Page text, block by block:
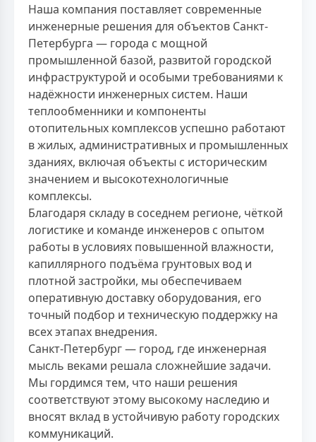
Наша компания поставляет современные
инженерные решения для объектов Санкт-
Петербурга — города с мощной
промышленной базой, развитой городской
инфраструктурой и особыми требованиями к
надёжности инженерных систем. Наши
теплообменники и компоненты
отопительных комплексов успешно работают
в жилых, административных и промышленных
зданиях, включая объекты с историческим
значением и высокотехнологичные
комплексы.
Благодаря складу в соседнем регионе, чёткой
логистике и команде инженеров с опытом
работы в условиях повышенной влажности,
капиллярного подъёма грунтовых вод и
плотной застройки, мы обеспечиваем
оперативную доставку оборудования, его
точный подбор и техническую поддержку на
всех этапах внедрения.
Санкт-Петербург — город, где инженерная
мысль веками решала сложнейшие задачи.
Мы гордимся тем, что наши решения
соответствуют этому высокому наследию и
вносят вклад в устойчивую работу городских
коммуникаций.